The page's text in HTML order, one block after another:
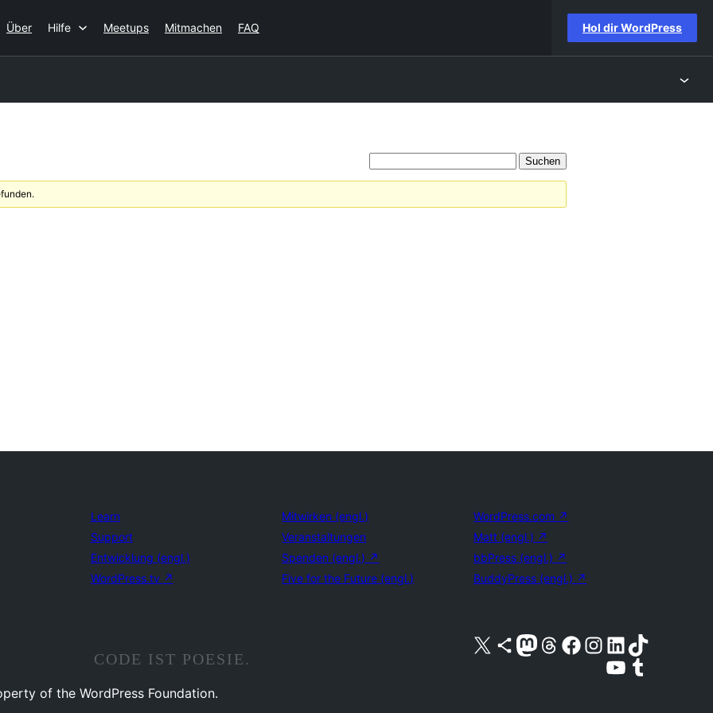
Über Hilfe Meetups Mitmachen FAQ Hol dir WordPress
Learn
Support
Entwicklung (engl.)
WordPress.tv ↗
Mitwirken (engl.)
Veranstaltungen
Spenden (engl.) ↗
Five for the Future (engl.)
WordPress.com ↗
Matt (engl.) ↗
bbPress (engl.) ↗
BuddyPress (engl.) ↗
Unser X-Konto (früher Twitter) besuchen
Unser Bluesky-Konto besuchen
Unser Mastodon-Konto besuchen
Unser Threads-Konto besuchen
Unsere Facebook-Seite besuchen
Unser Instagram-Konto besuchen
Unser LinkedIn-Konto besuchen
Unser TikTok-Konto
Unseren YouTube-Kanal besuchen
Unser Tumblr-Konto
CODE IST POESIE.
of the WordPress Foundation.